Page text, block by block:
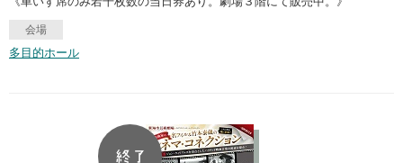
会場
多目的ホール